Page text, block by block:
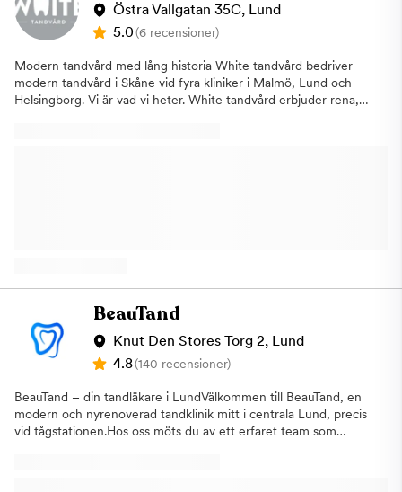
Östra Vallgatan 35C, Lund
5.0(6 recensioner)
Modern tandvård med lång historia White tandvård bedriver
modern tandvård i Skåne vid fyra kliniker i Malmö, Lund och
Helsingborg. Vi är vad vi heter. White tandvård erbjuder rena,
BeauTand
Knut Den Stores Torg 2, Lund
4.8(140 recensioner)
BeauTand – din tandläkare i LundVälkommen till BeauTand, en
modern och nyrenoverad tandklinik mitt i centrala Lund, precis
vid tågstationen.Hos oss möts du av ett erfaret team som